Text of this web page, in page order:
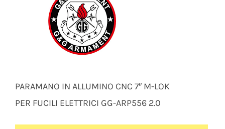
PARAMANO IN ALLUMINO CNC 7″ M-LOK
PER FUCILI ELETTRICI GG-ARP556 2.0